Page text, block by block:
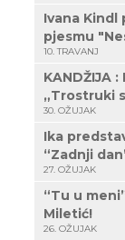
Ivana Kindl
pjesmu
10. TRAVANJ
KANDŽIJA
„Trostruki
30. OŽUJAK
Ika
“Zadnji
27. OŽUJAK
“Tu u
Miletić!
26. OŽUJAK